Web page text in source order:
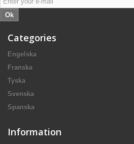
Ok
Categories
Engelska
Franska
Tyska
Svenska
Spanska
Information